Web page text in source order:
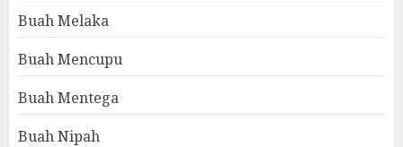
Buah Melaka
Buah Mencupu
Buah Mentega
Buah Nipah